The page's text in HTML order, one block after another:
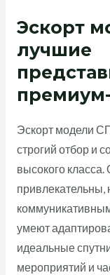
Эскорт
лучшие
Эскорт модели
строгий отбор и
высокого
привлекательны,
умеют
идеальные
мероприятий и